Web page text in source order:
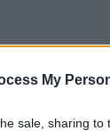
My
sale, sharing to